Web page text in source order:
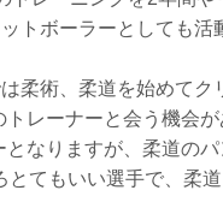
トボーラーとしても
柔術、柔道を始めてク
レーナーと会う機会
なりますが、柔道の
とてもいい選手で、柔